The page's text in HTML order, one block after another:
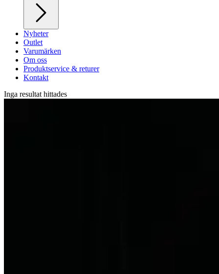
Nyheter
Outlet
Varumärken
Om oss
Produktservice & returer
Kontakt
Inga resultat hittades